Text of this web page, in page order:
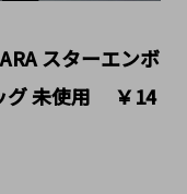
スターエンボ
グ 未使用 ￥14